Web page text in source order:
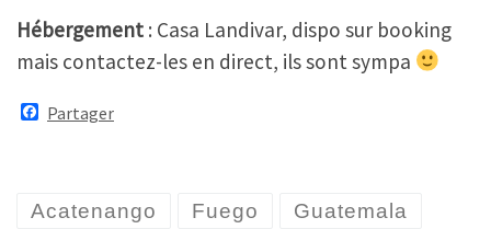
Hébergement : Casa Landivar, dispo sur booking
mais contactez-les en direct, ils sont sympa
o
o
Partager
Acatenango Fuego Guatemala